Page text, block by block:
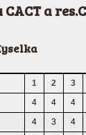
a
1 2 3
4 4 4
4 3 4